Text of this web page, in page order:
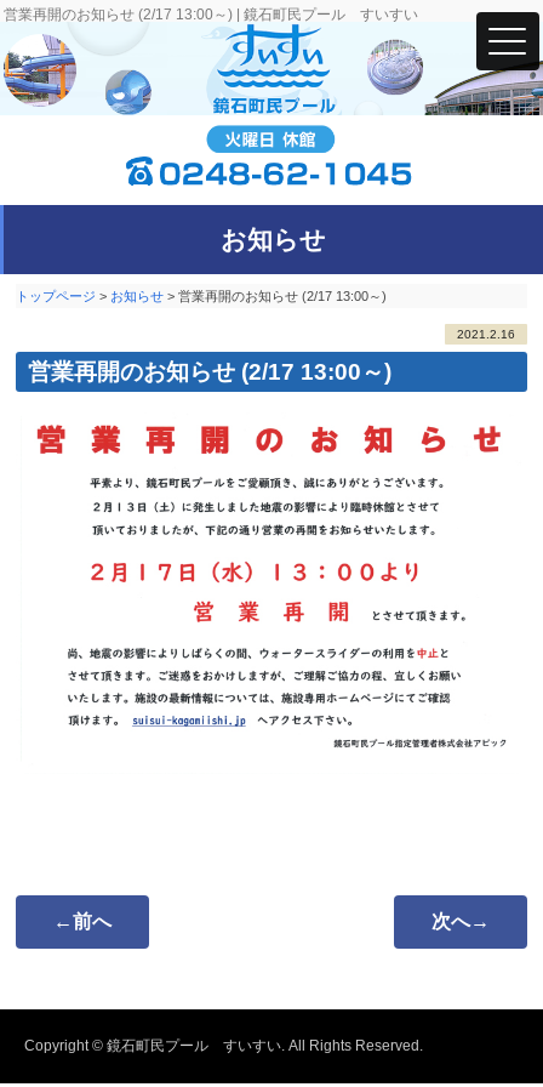
営業再開のお知らせ (2/17 13:00～) | 鏡石町民プール すいすい
お知らせ
トップページ > お知らせ >営業再開のお知らせ (2/17 13:00～)
2021.2.16
営業再開のお知らせ (2/17 13:00～)
←前へ 次へ→
Copyright © 鏡石町民プール すいすい. All Rights Reserved.